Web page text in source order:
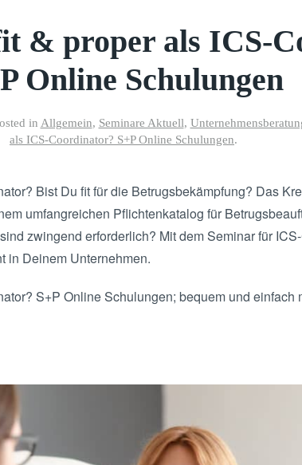
& proper als ICS-
Online Schulungen
in Allgemein, Seminare Aktuell,
als ICS-Coordinator? S+P Online Schulungen.
Bist Du fit für die Betrugsbekämpfung? Das
umfangreichen Pflichtenkatalog für
zwingend erforderlich? Mit dem Seminar für
in Deinem Unternehmen.
S+P Online Schulungen; bequem und einfach